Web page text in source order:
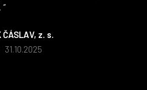
ČÁSLAV, z. s.
obchodu je 5 z 5 hvězdiček.
31.10.2025